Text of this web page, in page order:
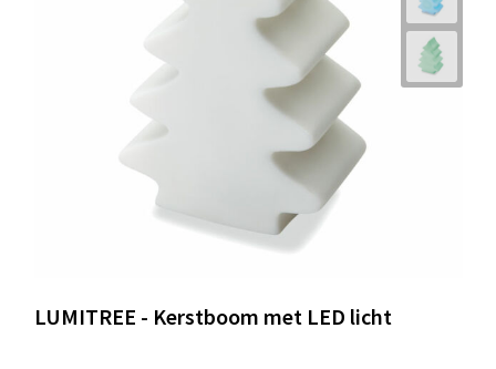
LUMITREE - Kerstboom met LED licht